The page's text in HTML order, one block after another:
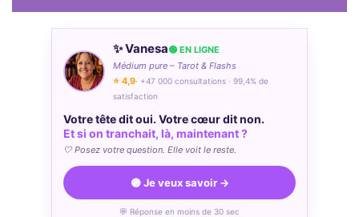
✨ Vanesa🟢 EN LIGNE
Médium pure – Tarot & Flashs
⭐ 4,9· +47 000 consultations · 99,4% de
satisfaction
Votre tête dit oui. Votre cœur dit non.
Et si on tranchait, là, maintenant ?
🤍 Posez votre question. Elle voit le reste.
🟣 Je veux savoir →
💬 Réponse en moins de 30 sec